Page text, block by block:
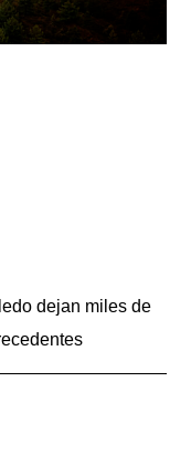
dejan miles de